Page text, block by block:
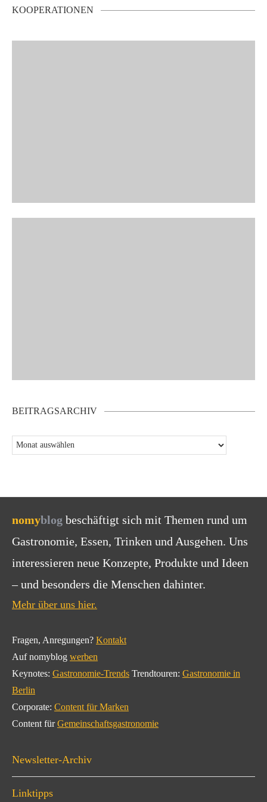
KOOPERATIONEN
BEITRAGSARCHIV
nomyblog beschäftigt sich mit Themen rund um
Gastronomie, Essen, Trinken und Ausgehen. Uns
interessieren neue Konzepte, Produkte und Ideen
– und besonders die Menschen dahinter.
Mehr über uns hier.
Fragen, Anregungen? Kontakt
Auf nomyblog werben
Keynotes: Gastronomie-Trends Trendtouren: Gastronomie in
Berlin
Corporate: Content für Marken
Content fürGemeinschaftsgastronomie
Newsletter-Archiv
Linktipps